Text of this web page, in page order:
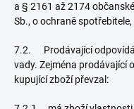
a § 2161 až 2174
Sb., o ochraně
7.2. Prodávající odpovídá
vady. Zejména prodávající
kupující zboží převzal: